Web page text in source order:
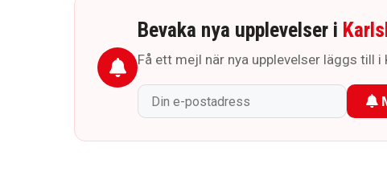
Bevaka nya upplevelser i
Få ett mejl när nya upplevelser läggs till i